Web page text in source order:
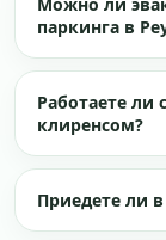
паркинга в
Работаете
клиренсом?
Приедете ли